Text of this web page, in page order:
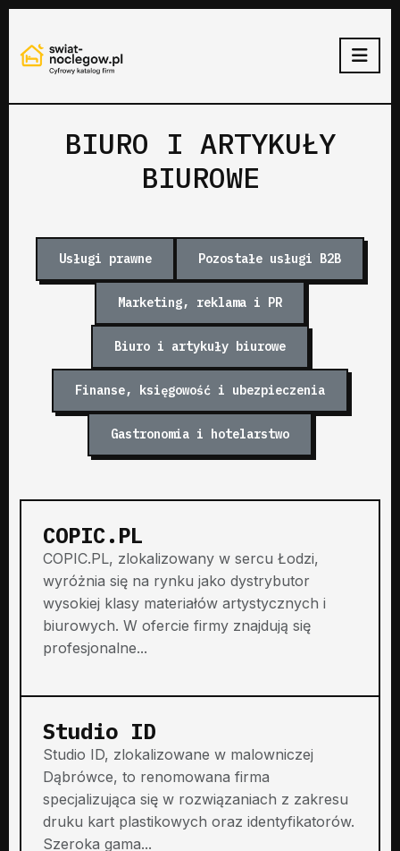
BIURO I ARTYKUŁY
BIUROWE
Usługi prawne Pozostałe usługi B2B
Marketing, reklama i PR
Biuro i artykuły biurowe
Finanse, księgowość i ubezpieczenia
Gastronomia i hotelarstwo
COPIC.PL
COPIC.PL, zlokalizowany w sercu Łodzi,
wyróżnia się na rynku jako dystrybutor
wysokiej klasy materiałów artystycznych i
biurowych. W ofercie firmy znajdują się
profesjonalne...
Studio ID
Studio ID, zlokalizowane w malowniczej
Dąbrówce, to renomowana firma
specjalizująca się w rozwiązaniach z zakresu
druku kart plastikowych oraz identyfikatorów.
Szeroka gama...